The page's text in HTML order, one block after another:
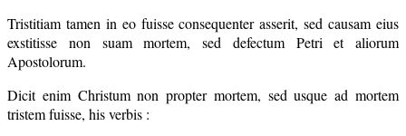
Tristitiam tamen in eo fuisse consequenter asserit, sed causam eius
exstitisse non suam mortem, sed defectum Petri et aliorum
Apostolorum.
Dicit enim Christum non propter mortem, sed usque ad mortem
tristem fuisse, his verbis :